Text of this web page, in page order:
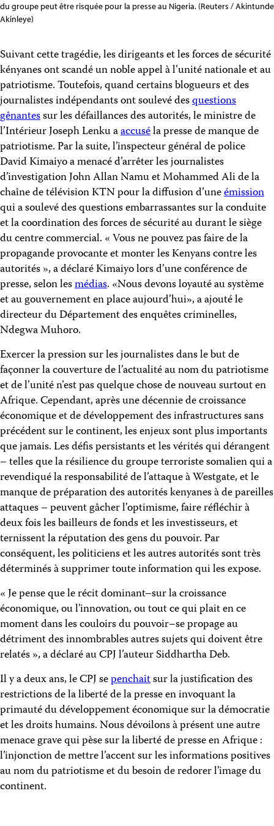
du groupe peut être risquée pour la presse au Nigeria. (Reuters / Akintunde
Akinleye)
Suivant cette tragédie, les dirigeants et les forces de sécurité
kényanes ont scandé un noble appel à l’unité nationale et au
patriotisme. Toutefois, quand certains blogueurs et des
journalistes indépendants ont soulevé desquestions
gênantessur les défaillances des autorités, le ministre de
l’Intérieur Joseph Lenku aaccuséla presse de manque de
patriotisme. Par la suite, l’inspecteur général de police
David Kimaiyo a menacé d’arrêter les journalistes
d’investigation John Allan Namu et Mohammed Ali de la
chaîne de télévision KTN pour la diffusion d’uneémission
qui a soulevé des questions embarrassantes sur la conduite
et la coordination des forces de sécurité au durant le siège
du centre commercial. « Vous ne pouvez pas faire de la
propagande provocante et monter les Kenyans contre les
autorités », a déclaré Kimaiyo lors d’une conférence de
presse, selon lesmédias. «Nous devons loyauté au système
et au gouvernement en place aujourd’hui», a ajouté le
directeur du Département des enquêtes criminelles,
Ndegwa Muhoro.
Exercer la pression sur les journalistes dans le but de
façonner la couverture de l’actualité au nom du patriotisme
et de l’unité n’est pas quelque chose de nouveau surtout en
Afrique. Cependant, après une décennie de croissance
économique et de développement des infrastructures sans
précédent sur le continent, les enjeux sont plus importants
que jamais. Les défis persistants et les vérités qui dérangent
– telles que la résilience du groupe terroriste somalien qui a
revendiqué la responsabilité de l’attaque à Westgate, et le
manque de préparation des autorités kenyanes à de pareilles
attaques – peuvent gâcher l’optimisme, faire réfléchir à
deux fois les bailleurs de fonds et les investisseurs, et
ternissent la réputation des gens du pouvoir. Par
conséquent, les politiciens et les autres autorités sont très
déterminés à supprimer toute information qui les expose.
« Je pense que le récit dominant–sur la croissance
économique, ou l’innovation, ou tout ce qui plait en ce
moment dans les couloirs du pouvoir–se propage au
détriment des innombrables autres sujets qui doivent être
relatés », a déclaré au CPJ l’auteur Siddhartha Deb.
Il y a deux ans, le CPJ sepenchaitsur la justification des
restrictions de la liberté de la presse en invoquant la
primauté du développement économique sur la démocratie
et les droits humains. Nous dévoilons à présent une autre
menace grave qui pèse sur la liberté de presse en Afrique :
l’injonction de mettre l’accent sur les informations positives
au nom du patriotisme et du besoin de redorer l’image du
continent.